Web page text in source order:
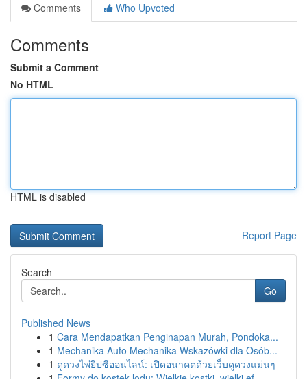
Comments
Who Upvoted
Comments
Submit a Comment
No HTML
HTML is disabled
Report Page
Search
Go
Published News
1 Cara Mendapatkan Penginapan Murah, Pondoka...
1 Mechanika Auto Mechanika Wskazówki dla Osób...
1 ดูดวงไพ่ยิปซีออนไลน์: เปิดอนาคตด้วยเว็บดูดวงแม่นๆ